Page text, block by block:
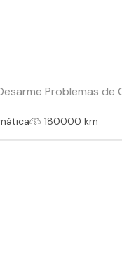
Problemas
180000 km